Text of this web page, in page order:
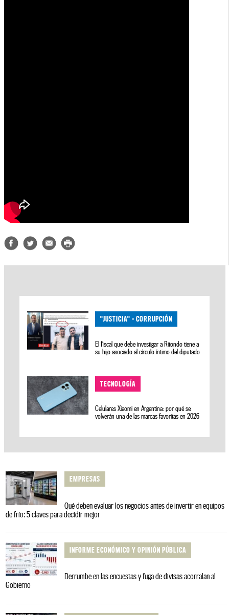
"JUSTICIA" - CORRUPCIÓN
El fiscal que debe investigar a Ritondo tiene a
su hijo asociado al círculo íntimo del diputado
TECNOLOGÍA
Celulares Xiaomi en Argentina: por qué se
volverán una de las marcas favoritas en 2026
EMPRESAS
Qué deben evaluar los negocios antes de invertir en equipos
de frío: 5 claves para decidir mejor
INFORME ECONÓMICO Y OPINIÓN PÚBLICA
Derrumbe en las encuestas y fuga de divisas acorralan al
Gobierno